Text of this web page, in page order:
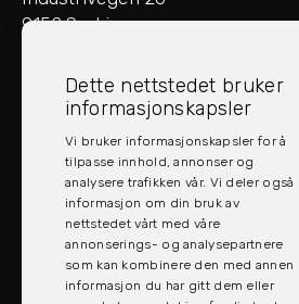
9152 Sørkjosen
Mandag - Fredag: 08:00 - 16:00
SOCIAL MEDIA
Dette nettstedet bruker
informasjonskapsler
Vi bruker informasjonskapsler for å
tilpasse innhold, annonser og
analysere trafikken vår. Vi deler også
informasjon om din bruk av
nettstedet vårt med våre
annonserings- og analysepartnere
som kan kombinere den med annen
informasjon du har gitt dem eller